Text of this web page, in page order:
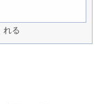
れる